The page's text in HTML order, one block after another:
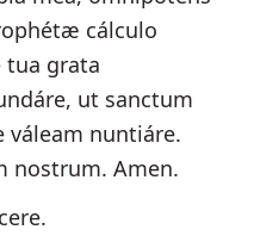
cálculo
grata
ut sanctum
váleam nuntiáre.
nostrum. Amen.